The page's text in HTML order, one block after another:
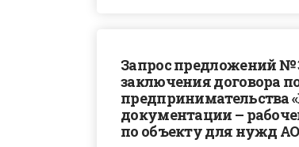
Запрос предложений №
заключения договора
предпринимательства
документации –
по объекту для нужд